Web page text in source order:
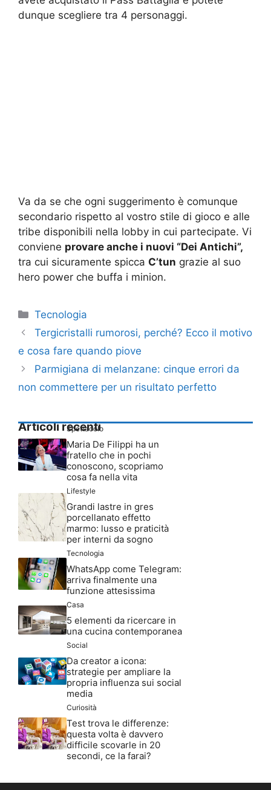
dunque scegliere tra 4 personaggi.
Va da se che ogni suggerimento è comunque
secondario rispetto al vostro stile di gioco e alle
tribe disponibili nella lobby in cui partecipate. Vi
conviene provare anche i nuovi “Dei Antichi”,
tra cui sicuramente spicca C’tun grazie al suo
hero power che buffa i minion.
Categorie
Tecnologia
Tergicristalli rumorosi, perché? Ecco il motivo
e cosa fare quando piove
Parmigiana di melanzane: cinque errori da
non commettere per un risultato perfetto
Articoli recenti
Spettacolo
Maria De Filippi ha un
fratello che in pochi
conoscono, scopriamo
cosa fa nella vita
Lifestyle
Grandi lastre in gres
porcellanato effetto
marmo: lusso e praticità
per interni da sogno
Tecnologia
WhatsApp come Telegram:
arriva finalmente una
funzione attesissima
Casa
5 elementi da ricercare in
una cucina contemporanea
Social
Da creator a icona:
strategie per ampliare la
propria influenza sui social
media
Curiosità
Test trova le differenze:
questa volta è davvero
difficile scovarle in 20
secondi, ce la farai?